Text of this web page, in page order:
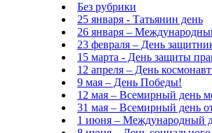
Без рубрики
25 января - Татьянин день
26 января –
23 февраля – День
15 марта - День защиты
12 апреля – День
9 мая – День Победы!
12 мая – Всемирный день
31 мая – Всемирный день
1 июня – Международный